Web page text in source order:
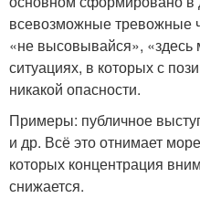
всевозможные тревожные
«не высовывайся», «здесь
ситуациях, в которых с
никакой опасности.
Примеры: публичное
и др. Всё это отнимает
которых концентрация
снижается.